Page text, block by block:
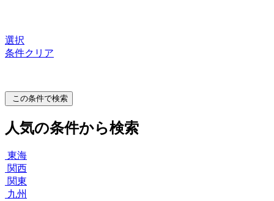
選択
条件クリア
この条件で検索
人気の条件から検索
東海
関西
関東
九州